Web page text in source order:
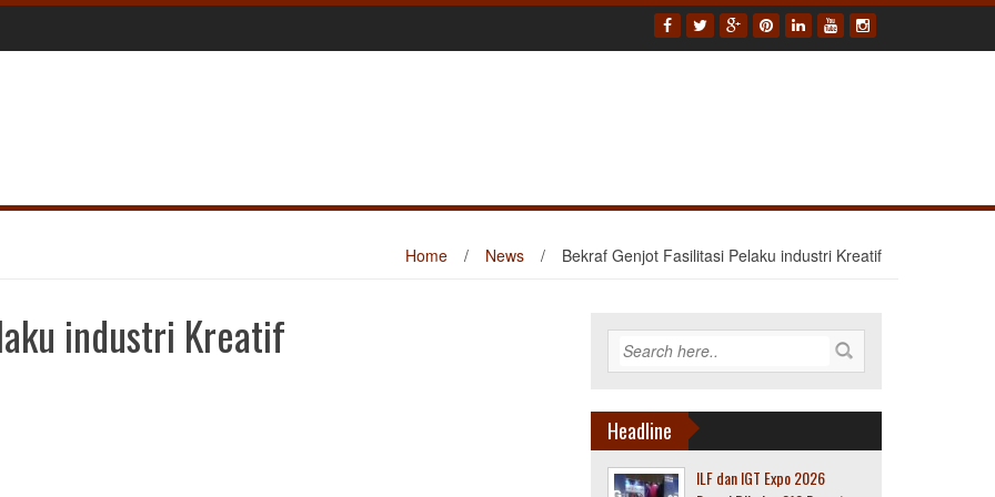
Home / News / Bekraf Genjot Fasilitasi Pelaku industri Kreatif
industri Kreatif
Headline
ILF dan IGT Expo 2026